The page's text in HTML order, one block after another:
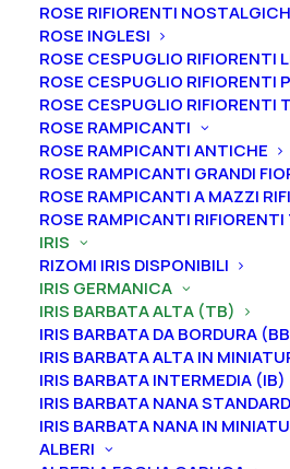
ROSE RIFIORENTI
ROSE INGLESI
ROSE CESPUGLIO RIFIORENTI
ROSE CESPUGLIO RIFIORENTI
ROSE CESPUGLIO RIFIORENTI
ROSE RAMPICANTI
ROSE RAMPICANTI ANTICHE
ROSE RAMPICANTI GRANDI
ROSE RAMPICANTI A MAZZI
ROSE RAMPICANTI RIFIORENTI
IRIS
RIZOMI IRIS DISPONIBILI
IRIS GERMANICA
IRIS BARBATA ALTA (TB)
IRIS BARBATA DA BORDURA
IRIS BARBATA ALTA IN
IRIS BARBATA INTERMEDIA (IB)
IRIS BARBATA NANA
IRIS BARBATA NANA IN
ALBERI
Iris germanica
Blanca”
From9,00€
L’iris germanica “Paloma Blanca”
ghiaccio, ali bianco-blu
più scuro, barbe mandarino,
all’estremità, orlati, leggera
Fioritura tardiva.
Iris in vasosono disponibili in
mentre irizomidiIrissono
periodo che vada luglio a